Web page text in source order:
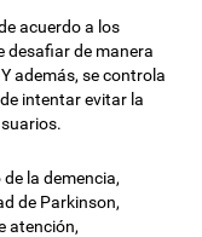
acuerdo a los
desafiar de manera
además, se controla
intentar evitar la
la demencia,
de Parkinson,
atención,